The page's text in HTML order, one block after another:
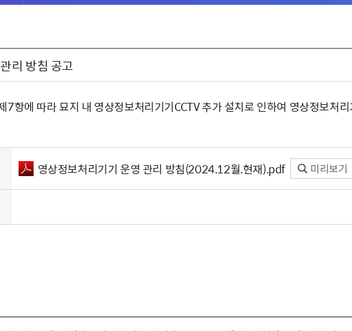
리 방침 공고
7항에 따라 묘지 내 영상정보처리기기CCTV 추가 설치로 인하여 영상정보처
영상정보처리기기 운영 관리 방침(2024.12월.현재).pdf 미리보기